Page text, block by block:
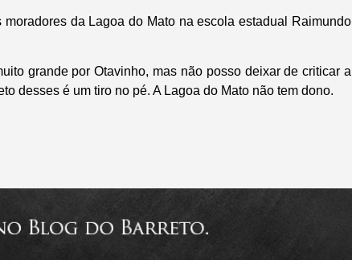
da Lagoa do Mato na escola estadual Raimundo
grande por Otavinho, mas não posso deixar de criticar a
desses é um tiro no pé. A Lagoa do Mato não tem dono.